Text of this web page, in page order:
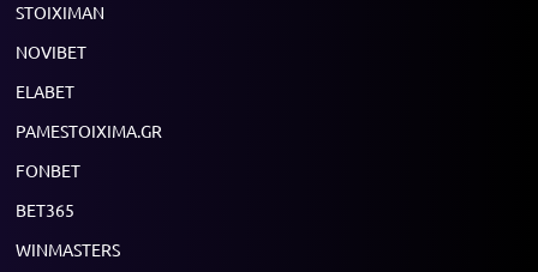
STOIXIMAN
NOVIBET
ELABET
PAMESTOIXIMA.GR
FONBET
BET365
WINMASTERS